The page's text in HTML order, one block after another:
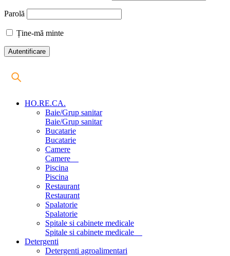
Parolă
Ține-mă minte
HO.RE.CA.
Baie/Grup sanitar
Baie/Grup sanitar
Bucatarie
Bucatarie
Camere
Camere
Piscina
Piscina
Restaurant
Restaurant
Spalatorie
Spalatorie
Spitale si cabinete medicale
Spitale si cabinete medicale
Detergenti
Detergenti agroalimentari